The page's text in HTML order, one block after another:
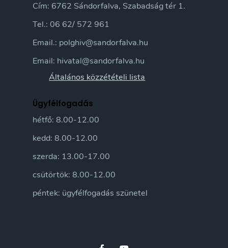
Cím: 6762 Sándorfalva, Szabadság tér 1.
Tel.: 06 62/ 572 961
Email.: polghiv@sandorfalva.hu
Email: hivatal@sandorfalva.hu
Általános közzétételi lista
Ügyfélfogadás
hétfő: 8.00-12.00
kedd: 8.00-12.00
szerda: 13.00-17.00
csütörtök: 8.00-12.00
péntek: ügyfélfogadás szünetel